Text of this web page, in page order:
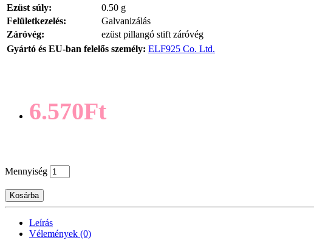
Ezüst súly:
0.50 g
Felületkezelés:
Galvanizálás
Záróvég:
ezüst pillangó stift záróvég
Gyártó és EU-ban felelős személy: ELF925 Co. Ltd.
6.570Ft
Mennyiség
Kosárba
Leírás
Vélemények (0)